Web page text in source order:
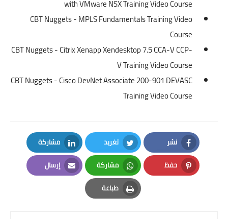
with VMware NSX Training Video Course
CBT Nuggets - MPLS Fundamentals Training Video
Course
CBT Nuggets - Citrix Xenapp Xendesktop 7.5 CCA-V CCP-
V Training Video Course
CBT Nuggets - Cisco DevNet Associate 200-901 DEVASC
Training Video Course
نشر
Facebook
تغريد
Twitter
مشاركة
LinkedIn
حفظ
Pinterest
مشاركة
Whatsapp
إرسال
Email
طباعة
Print